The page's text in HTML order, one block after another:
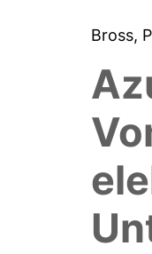
Bross,